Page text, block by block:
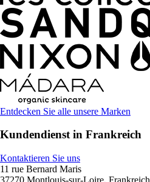
Entdecken Sie alle unsere Marken
Kundendienst in Frankreich
Kontaktieren Sie uns
11 rue Bernard Maris
37270 Montlouis-sur-Loire, Frankreich